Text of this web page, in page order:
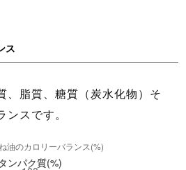
ス
、脂質、糖質（炭水化物）そ
ンスです。